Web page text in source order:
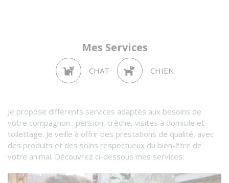
Mes Services
CHAT CHIEN
Je propose différents services adaptés aux besoins de
votre compagnon : pension, crèche, visites à domicile et
toilettage. Je veille à offrir des prestations de qualité, avec
des produits et des soins respectueux du bien-être de
votre animal. Découvrez ci-dessous mes services.